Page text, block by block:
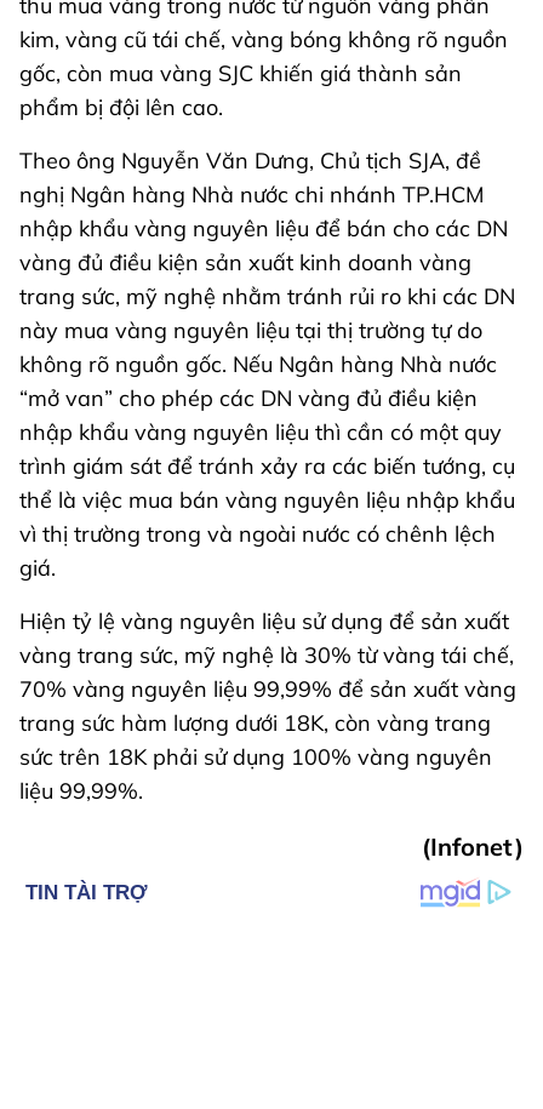
kim, vàng cũ tái chế, vàng bóng không rõ nguồn
gốc, còn mua vàng SJC khiến giá thành sản
phẩm bị đội lên cao.
Theo ông Nguyễn Văn Dưng, Chủ tịch SJA, đề
nghị Ngân hàng Nhà nước chi nhánh TP.HCM
nhập khẩu vàng nguyên liệu để bán cho các DN
vàng đủ điều kiện sản xuất kinh doanh vàng
trang sức, mỹ nghệ nhằm tránh rủi ro khi các DN
này mua vàng nguyên liệu tại thị trường tự do
không rõ nguồn gốc. Nếu Ngân hàng Nhà nước
“mở van” cho phép các DN vàng đủ điều kiện
nhập khẩu vàng nguyên liệu thì cần có một quy
trình giám sát để tránh xảy ra các biến tướng, cụ
thể là việc mua bán vàng nguyên liệu nhập khẩu
vì thị trường trong và ngoài nước có chênh lệch
giá.
Hiện tỷ lệ vàng nguyên liệu sử dụng để sản xuất
vàng trang sức, mỹ nghệ là 30% từ vàng tái chế,
70% vàng nguyên liệu 99,99% để sản xuất vàng
trang sức hàm lượng dưới 18K, còn vàng trang
sức trên 18K phải sử dụng 100% vàng nguyên
liệu 99,99%.
(Infonet)